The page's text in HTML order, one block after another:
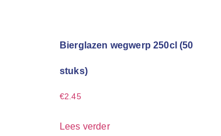
Bierglazen wegwerp 250cl (50
stuks)
€2.45
Lees verder